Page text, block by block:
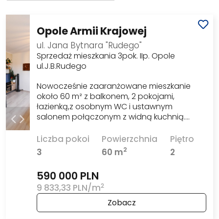
Opole Armii Krajowej
ul. Jana Bytnara "Rudego"
Sprzedaż mieszkania 3pok. IIp. Opole
ul.J.B.Rudego
Nowocześnie zaaranżowane mieszkanie
około 60 m² z balkonem, 2 pokojami,
łazienką,z osobnym WC i ustawnym
salonem połączonym z widną kuchnią.…
Liczba pokoi
3
Powierzchnia
60 m2
Piętro
2
590 000 PLN
9 833,33 PLN/m2
Zobacz